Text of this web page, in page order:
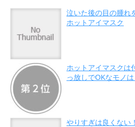
泣いた後の目の腫れ
ホットアイマスク
ホットアイマスクは
っ放しでOKなモノは
やりすぎは良くない